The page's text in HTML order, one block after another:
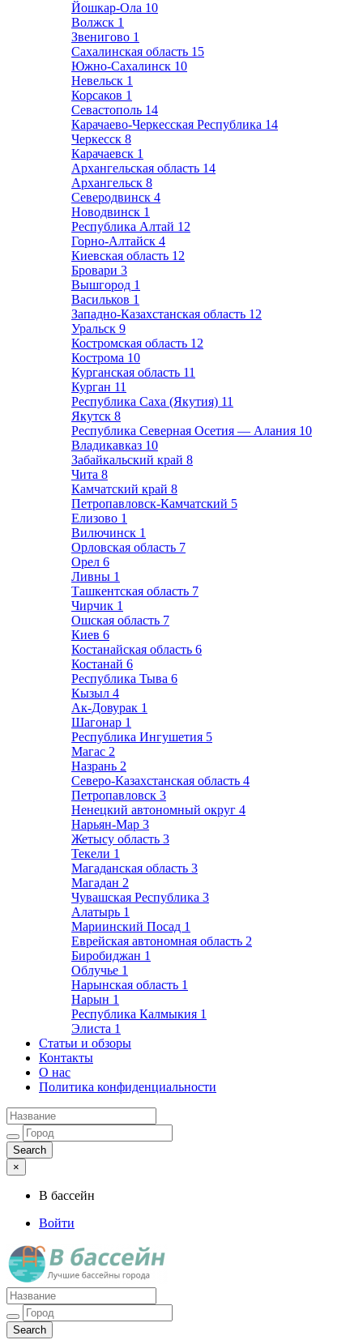
Йошкар-Ола 10
Волжск 1
Звенигово 1
Сахалинская область 15
Южно-Сахалинск 10
Невельск 1
Корсаков 1
Севастополь 14
Карачаево-Черкесская Республика 14
Черкесск 8
Карачаевск 1
Архангельская область 14
Архангельск 8
Северодвинск 4
Новодвинск 1
Республика Алтай 12
Горно-Алтайск 4
Киевская область 12
Бровари 3
Вышгород 1
Васильков 1
Западно-Казахстанская область 12
Уральск 9
Костромская область 12
Кострома 10
Курганская область 11
Курган 11
Республика Саха (Якутия) 11
Якутск 8
Республика Северная Осетия — Алания 10
Владикавказ 10
Забайкальский край 8
Чита 8
Камчатский край 8
Петропавловск-Камчатский 5
Елизово 1
Вилючинск 1
Орловская область 7
Орел 6
Ливны 1
Ташкентская область 7
Чирчик 1
Ошская область 7
Киев 6
Костанайская область 6
Костанай 6
Республика Тыва 6
Кызыл 4
Ак-Довурак 1
Шагонар 1
Республика Ингушетия 5
Магас 2
Назрань 2
Северо-Казахстанская область 4
Петропавловск 3
Ненецкий автономный округ 4
Нарьян-Мар 3
Жетысу область 3
Текели 1
Магаданская область 3
Магадан 2
Чувашская Республика 3
Алатырь 1
Мариинский Посад 1
Еврейская автономная область 2
Биробиджан 1
Облучье 1
Нарынская область 1
Нарын 1
Республика Калмыкия 1
Элиста 1
Статьи и обзоры
Контакты
О нас
Политика конфиденциальности
×
В бассейн
Войти
Лучшие бассейны города